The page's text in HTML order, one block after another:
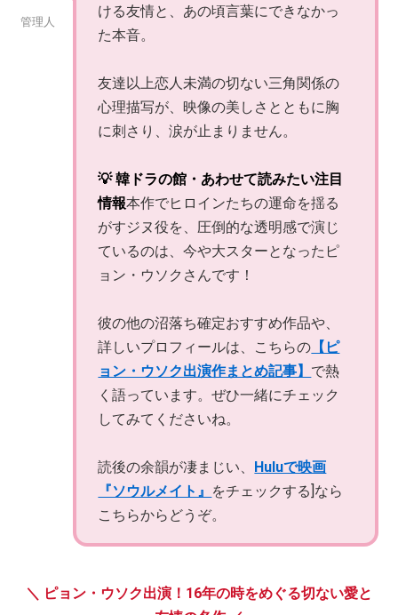
管理人
ける友情と、あの頃言葉にできなかっ
た本音。
友達以上恋人未満の切ない三角関係の
心理描写が、映像の美しさとともに胸
に刺さり、涙が止まりません。
💡 韓ドラの館・あわせて読みたい注目
情報本作でヒロインたちの運命を揺る
がすジヌ役を、圧倒的な透明感で演じ
ているのは、今や大スターとなったピ
ョン・ウソクさんです！
彼の他の沼落ち確定おすすめ作品や、
詳しいプロフィールは、こちらの 【ピ
ョン・ウソク出演作まとめ記事】 で熱
く語っています。ぜひ一緒にチェック
してみてくださいね。
読後の余韻が凄まじい、 Huluで映画
『ソウルメイト』 をチェックする]なら
こちらからどうぞ。
＼ ピョン・ウソク出演！16年の時をめぐる切ない愛と